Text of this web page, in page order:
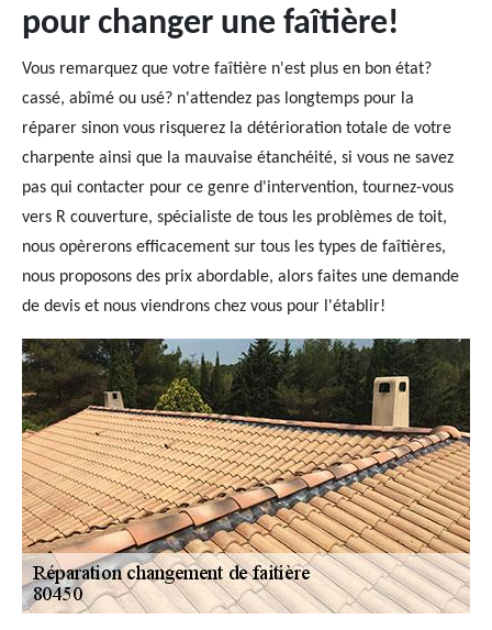
pour changer une faîtière!
Vous remarquez que votre faîtière n'est plus en bon état?
cassé, abîmé ou usé? n'attendez pas longtemps pour la
réparer sinon vous risquerez la détérioration totale de votre
charpente ainsi que la mauvaise étanchéité, si vous ne savez
pas qui contacter pour ce genre d'intervention, tournez-vous
vers R couverture, spécialiste de tous les problèmes de toit,
nous opèrerons efficacement sur tous les types de faîtières,
nous proposons des prix abordable, alors faites une demande
de devis et nous viendrons chez vous pour l'établir!